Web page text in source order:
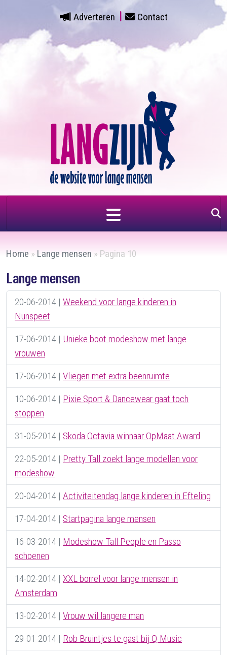
Adverteren Contact
Home » Lange mensen » Pagina 10
Lange mensen
20-06-2014 | Weekend voor lange kinderen in
Nunspeet
17-06-2014 | Unieke boot modeshow met lange
vrouwen
17-06-2014 | Vliegen met extra beenruimte
10-06-2014 | Pixie Sport & Dancewear gaat toch
stoppen
31-05-2014 | Skoda Octavia winnaar OpMaat Award
22-05-2014 | Pretty Tall zoekt lange modellen voor
modeshow
20-04-2014 | Activiteitendag lange kinderen in Efteling
17-04-2014 | Startpagina lange mensen
16-03-2014 | Modeshow Tall People en Passo
schoenen
14-02-2014 | XXL borrel voor lange mensen in
Amsterdam
13-02-2014 | Vrouw wil langere man
29-01-2014 | Rob Bruintjes te gast bij Q-Music